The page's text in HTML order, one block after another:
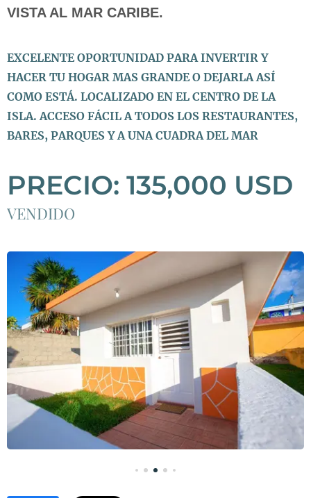
VISTA AL MAR CARIBE.
EXCELENTE OPORTUNIDAD PARA INVERTIR Y
HACER TU HOGAR MAS GRANDE O DEJARLA ASÍ
COMO ESTÁ. LOCALIZADO EN EL CENTRO DE LA
ISLA. ACCESO FÁCIL A TODOS LOS RESTAURANTES,
BARES, PARQUES Y A UNA CUADRA DEL MAR
PRECIO: 135,000 USD
VENDIDO